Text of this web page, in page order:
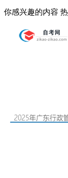
你感兴趣的内容